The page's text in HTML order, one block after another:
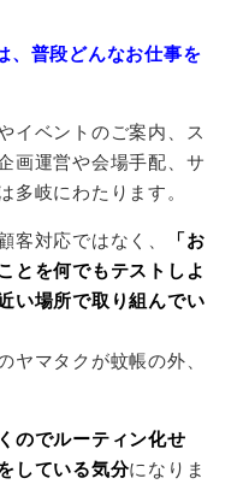
、普段どんなお仕事を
イベントのご案内、ス
画運営や会場手配、サ
多岐にわたります。
客対応ではなく、
「お
とを何でもテストしよ
い場所で取り組んでい
ヤマタクが蚊帳の外、
のでルーティン化せ
している気分になりま